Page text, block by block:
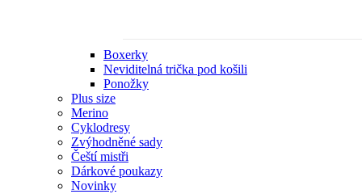
Boxerky
Neviditelná trička pod košili
Ponožky
Plus size
Merino
Cyklodresy
Zvýhodněné sady
Čeští mistři
Dárkové poukazy
Novinky